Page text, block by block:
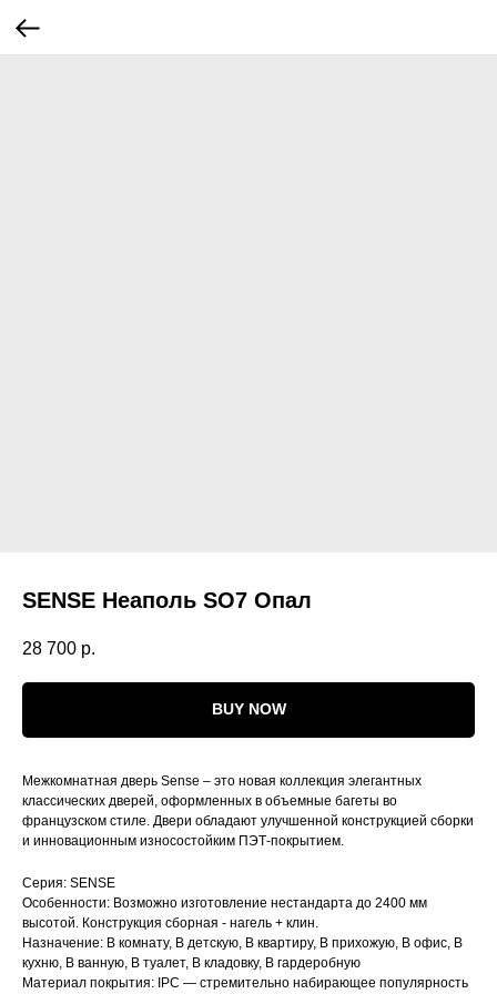
SENSE Неаполь SО7 Опал
28 700 р.
BUY NOW
Межкомнатная дверь Sense – это новая коллекция элегантных
классических дверей, оформленных в объемные багеты во
французском стиле. Двери обладают улучшенной конструкцией сборки
и инновационным износостойким ПЭТ-покрытием.
Серия: SENSE
Особенности: Возможно изготовление нестандарта до 2400 мм
высотой. Конструкция сборная - нагель + клин.
Назначение: В комнату, В детскую, В квартиру, В прихожую, В офис, В
кухню, В ванную, В туалет, В кладовку, В гардеробную
Материал покрытия: IРС — стремительно набирающее популярность